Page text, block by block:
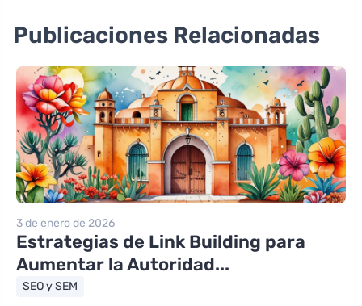
Publicaciones Relacionadas
3 de enero de 2026
Estrategias de Link Building para
Aumentar la Autoridad...
SEO y SEM